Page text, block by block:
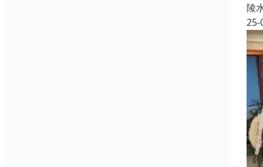
陵
25-